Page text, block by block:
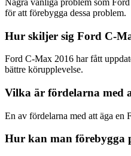
för att förebygga dessa problem.
Hur skiljer sig Ford C-
Ford C-Max 2016 har fått
bättre körupplevelse.
Vilka är fördelarna med
En av fördelarna med att äga en
Hur kan man förebygga